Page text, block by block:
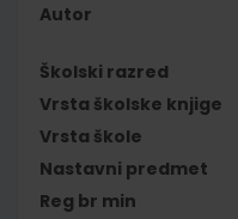
Autor
Školski razred
Vrsta školske knjige
Vrsta škole
Nastavni predmet
Reg br min